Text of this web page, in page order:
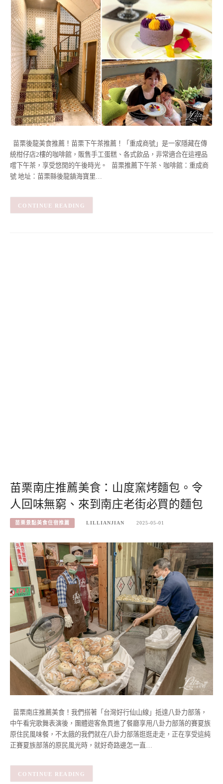
苗栗後龍美食推薦！苗栗下午茶推薦！「重成商號」是一家隱藏在傳
統柑仔店2樓的咖啡館，販售手工蛋糕、各式飲品，非常適合在這裡品
嚐下午茶，享受悠閒的午後時光。 苗栗推薦下午茶、咖啡館：重成商
號 地址：苗栗縣後龍鎮海寶里…
CONTINUE READING
苗栗南庄推薦美食：山度窯烤麵包。令
人回味無窮、來到南庄老街必買的麵包
苗栗景點美食住宿推薦 LILLIANJIAN 2025-05-01
苗栗南庄推薦美食！我們搭著「台灣好行仙山線」抵達八卦力部落，
中午看完歌舞表演後，團體遊客魚貫進了餐廳享用八卦力部落的賽夏族
原住民風味餐，不太餓的我們就在八卦力部落逛逛走走，正在享受這純
正賽夏族部落的原民風光時，就好奇路邊怎一直…
CONTINUE READING